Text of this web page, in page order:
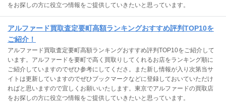
をお探しの方に役立つ情報をご提供していきたいと思っています。
アルファード買取査定要町高額ランキングおすすめ評判TOP10を
ご紹介！
アルファード買取査定要町高額ランキングおすすめ評判TOP10をご紹介して
います。アルファードを要町で高く買取りしてくれるお店をランキング順に
ご紹介していますのでぜひ参考にしてくださ。また新し情報が入り次第当サ
イトは更新していますのでぜひブックマークなどに登録しておいていただけ
ればと思いますので宜しくお願いいたします。東京でアルファードの買取店
をお探しの方に役立つ情報をご提供していきたいと思っています。